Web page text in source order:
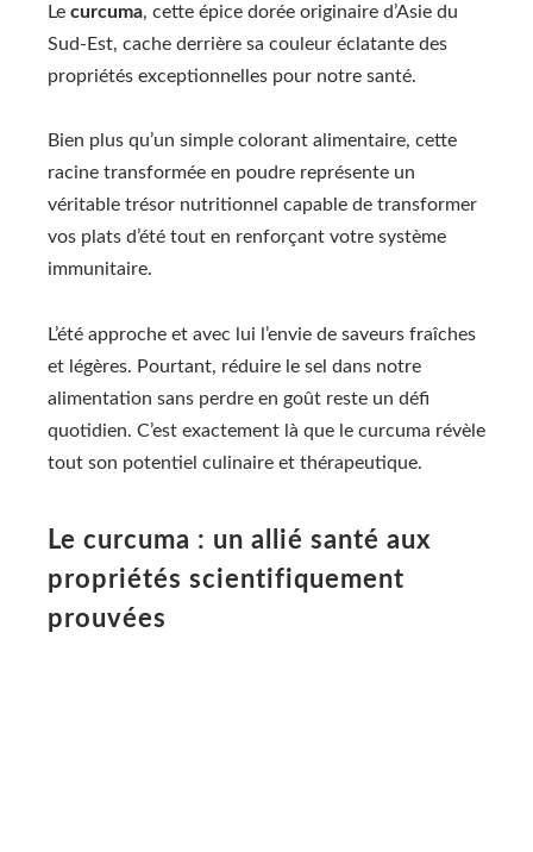
Le curcuma, cette épice dorée originaire d’Asie du
Sud-Est, cache derrière sa couleur éclatante des
propriétés exceptionnelles pour notre santé.
Bien plus qu’un simple colorant alimentaire, cette
racine transformée en poudre représente un
véritable trésor nutritionnel capable de transformer
vos plats d’été tout en renforçant votre système
immunitaire.
L’été approche et avec lui l’envie de saveurs fraîches
et légères. Pourtant, réduire le sel dans notre
alimentation sans perdre en goût reste un défi
quotidien. C’est exactement là que le curcuma révèle
tout son potentiel culinaire et thérapeutique.
Le curcuma : un allié santé aux
propriétés scientifiquement
prouvées